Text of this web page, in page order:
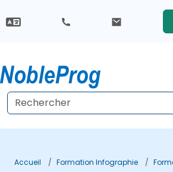
Accueil Formation Infographie